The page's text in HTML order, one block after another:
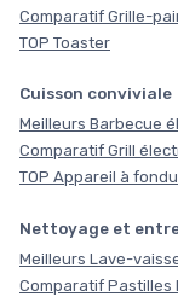
Comparatif Grille-
TOP Toaster
Cuisson conviviale
Meilleurs Barbecue
Comparatif Grill
TOP Appareil à
Nettoyage et
Meilleurs Lave-
Comparatif Pastilles